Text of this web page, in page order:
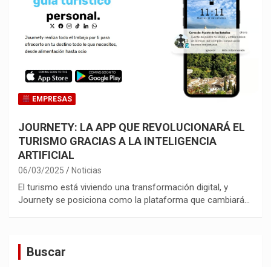
EMPRESAS
JOURNETY: LA APP QUE REVOLUCIONARÁ EL
TURISMO GRACIAS A LA INTELIGENCIA
ARTIFICIAL
06/03/2025 Noticias
El turismo está viviendo una transformación digital, y
Journety se posiciona como la plataforma que cambiará…
Buscar